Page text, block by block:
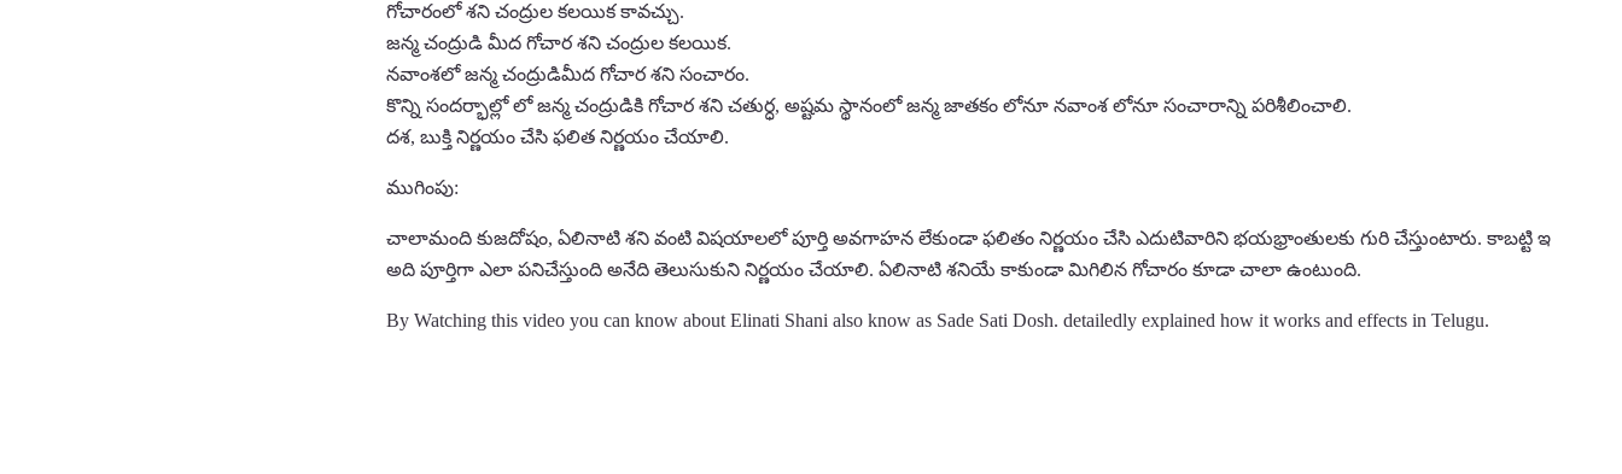
గోచారంలో శని చంద్రుల కలయిక కావచ్చు.
జన్మ చంద్రుడి మీద గోచార శని చంద్రుల కలయిక.
నవాంశలో జన్మ చంద్రుడిమీద గోచార శని సంచారం.
కొన్ని సందర్భాల్లో లో జన్మ చంద్రుడికి గోచార శని చతుర్ధ, అష్టమ స్థానంలో జన్మ జాతకం లోనూ నవాంశ లోనూ సంచారాన్ని పరిశీలించాలి.
దశ, బుక్తి నిర్ణయం చేసి ఫలిత నిర్ణయం చేయాలి.
ముగింపు:
చాలామంది కుజదోషం, ఏలినాటి శని వంటి విషయాలలో పూర్తి అవగాహన లేకుండా ఫలితం నిర్ణయం చేసి ఎదుటివారిని భయభ్రాంతులకు గురి చేస్తుంటారు. కాబట్టి ఇ
అది పూర్తిగా ఎలా పనిచేస్తుంది అనేది తెలుసుకుని నిర్ణయం చేయాలి. ఏలినాటి శనియే కాకుండా మిగిలిన గోచారం కూడా చాలా ఉంటుంది.
By Watching this video you can know about Elinati Shani also know as Sade Sati Dosh. detailedly explained how it works and effects in Telugu.